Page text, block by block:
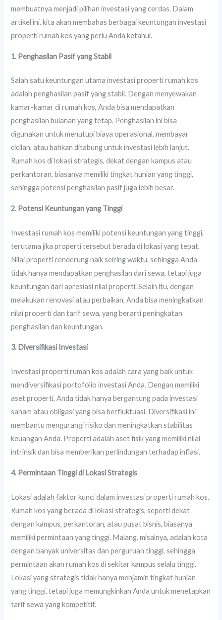
membuatnya menjadi pilihan investasi yang cerdas. Dalam
artikel ini, kita akan membahas berbagai keuntungan investasi
properti rumah kos yang perlu Anda ketahui.
1. Penghasilan Pasif yang Stabil
Salah satu keuntungan utama investasi properti rumah kos
adalah penghasilan pasif yang stabil. Dengan menyewakan
kamar-kamar di rumah kos, Anda bisa mendapatkan
penghasilan bulanan yang tetap. Penghasilan ini bisa
digunakan untuk menutupi biaya operasional, membayar
cicilan, atau bahkan ditabung untuk investasi lebih lanjut.
Rumah kos di lokasi strategis, dekat dengan kampus atau
perkantoran, biasanya memiliki tingkat hunian yang tinggi,
sehingga potensi penghasilan pasif juga lebih besar.
2. Potensi Keuntungan yang Tinggi
Investasi rumah kos memiliki potensi keuntungan yang tinggi,
terutama jika properti tersebut berada di lokasi yang tepat.
Nilai properti cenderung naik seiring waktu, sehingga Anda
tidak hanya mendapatkan penghasilan dari sewa, tetapi juga
keuntungan dari apresiasi nilai properti. Selain itu, dengan
melakukan renovasi atau perbaikan, Anda bisa meningkatkan
nilai properti dan tarif sewa, yang berarti peningkatan
penghasilan dan keuntungan.
3. Diversifikasi Investasi
Investasi properti rumah kos adalah cara yang baik untuk
mendiversifikasi portofolio investasi Anda. Dengan memiliki
aset properti, Anda tidak hanya bergantung pada investasi
saham atau obligasi yang bisa berfluktuasi. Diversifikasi ini
membantu mengurangi risiko dan meningkatkan stabilitas
keuangan Anda. Properti adalah aset fisik yang memiliki nilai
intrinsik dan bisa memberikan perlindungan terhadap inflasi.
4. Permintaan Tinggi di Lokasi Strategis
Lokasi adalah faktor kunci dalam investasi properti rumah kos.
Rumah kos yang berada di lokasi strategis, seperti dekat
dengan kampus, perkantoran, atau pusat bisnis, biasanya
memiliki permintaan yang tinggi. Malang, misalnya, adalah kota
dengan banyak universitas dan perguruan tinggi, sehingga
permintaan akan rumah kos di sekitar kampus selalu tinggi.
Lokasi yang strategis tidak hanya menjamin tingkat hunian
yang tinggi, tetapi juga memungkinkan Anda untuk menetapkan
tarif sewa yang kompetitif.